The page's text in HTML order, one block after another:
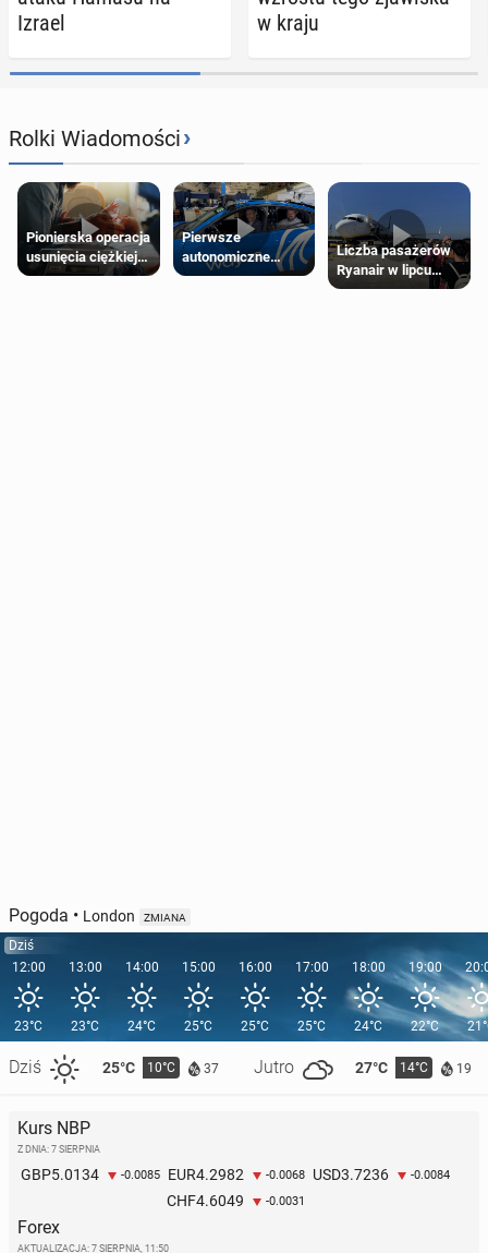
Izrael
w kraju
Rolki Wiadomości›
Pionierska operacja
usunięcia ciężkiej
wady wrodzonej
Pierwsze
autonomiczne
Ubery pojawią się
Liczba pasażerów
Ryanair w lipcu
pobiła rekord
Pogoda • London ZMIANA
Dziś
12:00
23°C
Dziś 25°C 10°C 37 Jutro 27°C 14°C 19
13:00
23°C
14:00
24°C
15:00
25°C
16:00
25°C
17:00
25°C
18:00
24°C
19:00
22°C
Kurs NBP
Z DNIA: 7 SIERPNIA
GBP5.0134 -0.0085 EUR4.2982 -0.0068 USD3.7236 -0.0084
CHF4.6049 -0.0031
Forex
AKTUALIZACJA: 7 SIERPNIA, 11:50